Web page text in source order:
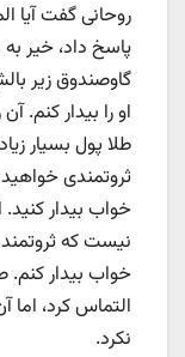
روحانی گفت آیا
پاسخ داد، خیر
گاوصندوق زیر
او را بیدار کنم.
طلا پول بسیار
ثروتمندی
خواب بیدار
نیست که
خواب بیدار کنم.
التماس کرد، اما
نکرد.